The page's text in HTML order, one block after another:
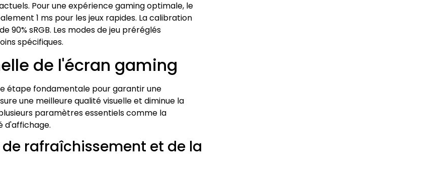
Pour une expérience gaming optimale, le
1 ms pour les jeux rapides. La calibration
sRGB. Les modes de jeu préréglés
spécifiques.
de l'écran gaming
étape fondamentale pour garantir une
une meilleure qualité visuelle et diminue la
paramètres essentiels comme la
d'affichage.
rafraîchissement et de la